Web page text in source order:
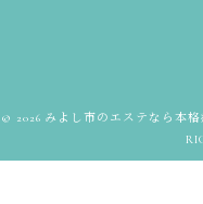
© 2026 みよし市のエステなら本